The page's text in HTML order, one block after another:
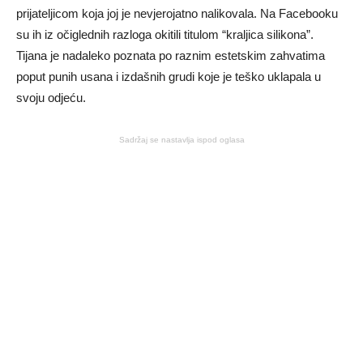
prijateljicom koja joj je nevjerojatno nalikovala. Na Facebooku
su ih iz očiglednih razloga okitili titulom “kraljica silikona”.
Tijana je nadaleko poznata po raznim estetskim zahvatima
poput punih usana i izdašnih grudi koje je teško uklapala u
svoju odjeću.
Sadržaj se nastavlja ispod oglasa